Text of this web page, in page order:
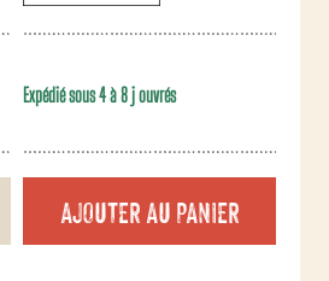
Expédié sous 4 à 8 j ouvrés
AJOUTER AU PANIER